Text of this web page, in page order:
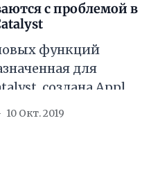
с проблемой в
функций
для
создана Apple
приложений с
10 Окт. 2019